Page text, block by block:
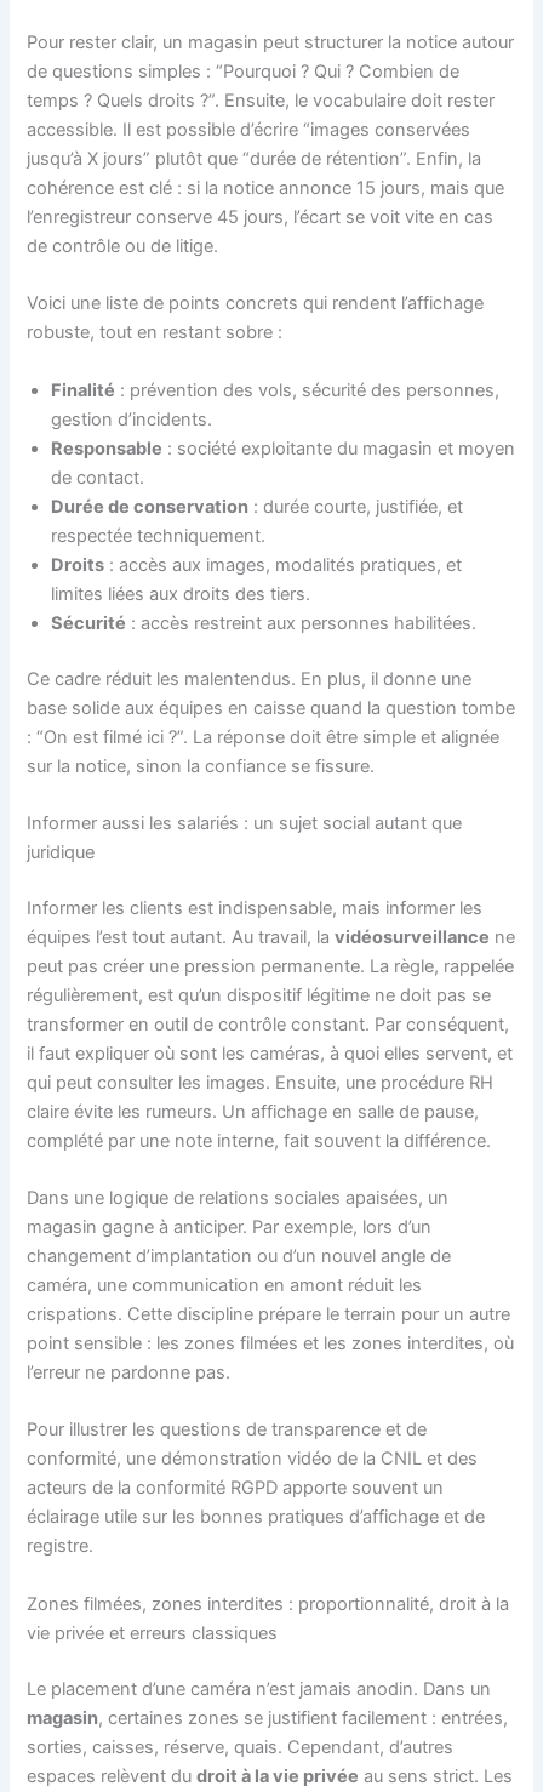
Pour rester clair, un magasin peut structurer la notice autour
de questions simples : “Pourquoi ? Qui ? Combien de
temps ? Quels droits ?”. Ensuite, le vocabulaire doit rester
accessible. Il est possible d’écrire “images conservées
jusqu’à X jours” plutôt que “durée de rétention”. Enfin, la
cohérence est clé : si la notice annonce 15 jours, mais que
l’enregistreur conserve 45 jours, l’écart se voit vite en cas
de contrôle ou de litige.
Voici une liste de points concrets qui rendent l’affichage
robuste, tout en restant sobre :
Finalité : prévention des vols, sécurité des personnes,
gestion d’incidents.
Responsable : société exploitante du magasin et moyen
de contact.
Durée de conservation : durée courte, justifiée, et
respectée techniquement.
Droits : accès aux images, modalités pratiques, et
limites liées aux droits des tiers.
Sécurité : accès restreint aux personnes habilitées.
Ce cadre réduit les malentendus. En plus, il donne une
base solide aux équipes en caisse quand la question tombe
: “On est filmé ici ?”. La réponse doit être simple et alignée
sur la notice, sinon la confiance se fissure.
Informer aussi les salariés : un sujet social autant que
juridique
Informer les clients est indispensable, mais informer les
équipes l’est tout autant. Au travail, lavidéosurveillance ne
peut pas créer une pression permanente. La règle, rappelée
régulièrement, est qu’un dispositif légitime ne doit pas se
transformer en outil de contrôle constant. Par conséquent,
il faut expliquer où sont les caméras, à quoi elles servent, et
qui peut consulter les images. Ensuite, une procédure RH
claire évite les rumeurs. Un affichage en salle de pause,
complété par une note interne, fait souvent la différence.
Dans une logique de relations sociales apaisées, un
magasin gagne à anticiper. Par exemple, lors d’un
changement d’implantation ou d’un nouvel angle de
caméra, une communication en amont réduit les
crispations. Cette discipline prépare le terrain pour un autre
point sensible : les zones filmées et les zones interdites, où
l’erreur ne pardonne pas.
Pour illustrer les questions de transparence et de
conformité, une démonstration vidéo de la CNIL et des
acteurs de la conformité RGPD apporte souvent un
éclairage utile sur les bonnes pratiques d’affichage et de
registre.
Zones filmées, zones interdites : proportionnalité, droit à la
vie privée et erreurs classiques
Le placement d’une caméra n’est jamais anodin. Dans un
magasin, certaines zones se justifient facilement : entrées,
sorties, caisses, réserve, quais. Cependant, d’autres
espaces relèvent dudroit à la vie privée au sens strict. Les